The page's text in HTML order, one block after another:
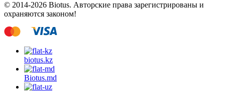
© 2014-2026 Biotus. Авторские права зарегистрированы и
охраняются законом!
biotus.kz
Biotus.md